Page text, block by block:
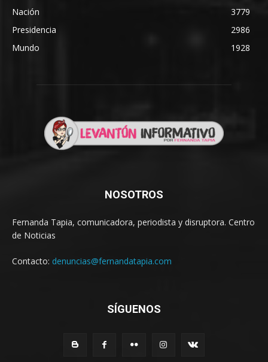
Nación
3779
Presidencia
2986
Mundo
1928
NOSOTROS
Fernanda Tapia, comunicadora, periodista y disruptora. Centro
de Noticias
Contacto: denuncias@fernandatapia.com
SÍGUENOS